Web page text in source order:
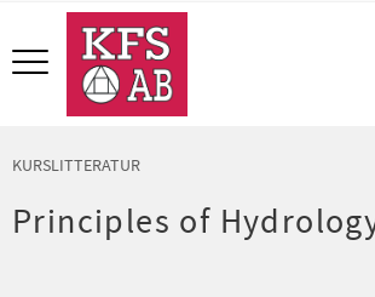
Meny
KURSLITTERATUR
Principles of